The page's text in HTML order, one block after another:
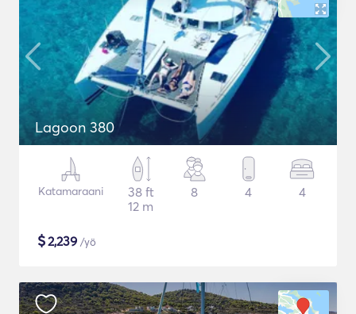
Lagoon 380
Katamaraani
38 ft
12 m
8 4 4
$2,239 /yö